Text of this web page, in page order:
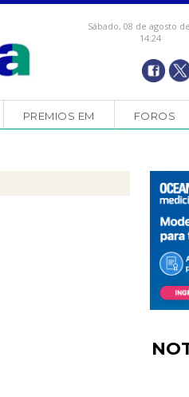
Sábado, 08 de agosto
14:24
PREMIOS EM FOROS